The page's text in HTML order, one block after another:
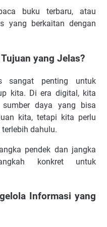
buku terbaru, atau
yang berkaitan dengan
yang Jelas?
sangat penting untuk
kita. Di era digital, kita
daya yang bisa
kita, tetapi kita perlu
dahulu.
pendek dan jangka
konkret untuk
Informasi yang